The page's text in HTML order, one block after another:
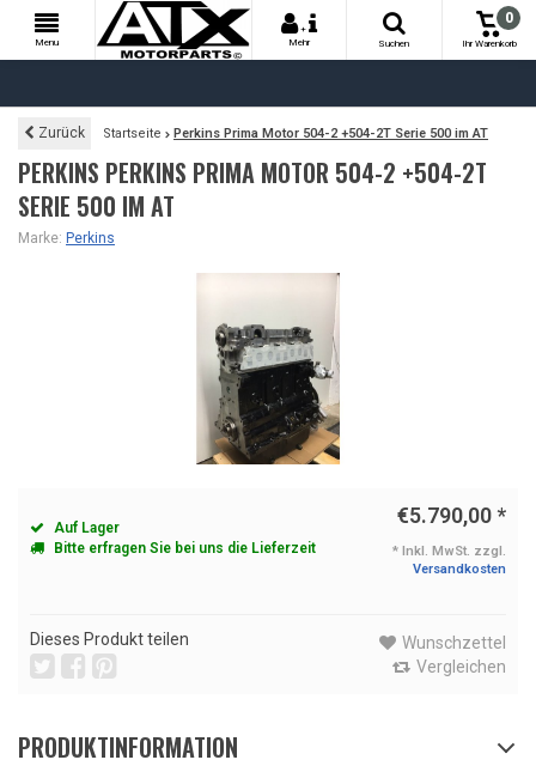
Menu
+
Mehr
Suchen
0
Ihr Warenkorb
Zurück Startseite Perkins Prima Motor 504-2 +504-2T Serie 500 im AT
PERKINS PERKINS PRIMA MOTOR 504-2 +504-2T
SERIE 500 IM AT
Marke: Perkins
Auf Lager
Bitte erfragen Sie bei uns die Lieferzeit
€5.790,00*
* Inkl. MwSt. zzgl.
Versandkosten
Dieses Produkt teilen
Wunschzettel
Vergleichen
PRODUKTINFORMATION